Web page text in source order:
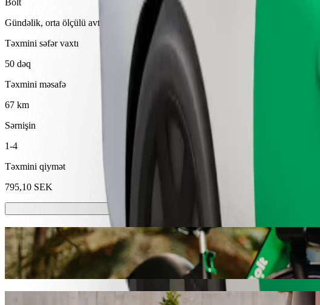
Bolt
Gündəlik, orta ölçülü avtomobillərdə etibarlı gedişlər.
Təxmini səfər vaxtı
50 dəq
Təxmini məsafə
67 km
Sərnişin
1-4
Təxmini qiymət
795,10 SEK
Skuterlər və ya E-velosipedlər
Vesteros şəhərində skuterlər və ya elektrik velosipedləri ilə hərəkət edin
Bolt Tətbiqini endir
Bolt ilə gediş sifariş edərək Stockholm Västerås